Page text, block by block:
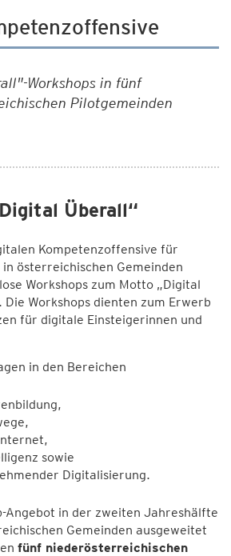
Workshops in fünf
Pilotgemeinden
Überall“
Kompetenzoffensive für
österreichischen Gemeinden
Workshops zum Motto „Digital
Workshops dienten zum Erwerb
für digitale Einsteigerinnen und
in den Bereichen
sowie
Digitalisierung.
Angebot in der zweiten Jahreshälfte
Gemeinden ausgeweitet
fünf niederösterreichischen